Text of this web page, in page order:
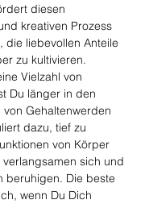
diesen
kreativen Prozess
die liebevollen Anteile
zu kultivieren.
Vielzahl von
Du länger in den
Gehaltenwerden
dazu, tief zu
von Körper
sich und
beruhigen. Die beste
wenn Du Dich